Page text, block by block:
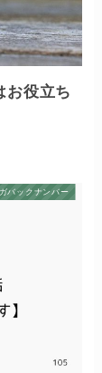
お役立ち
バックナンバー